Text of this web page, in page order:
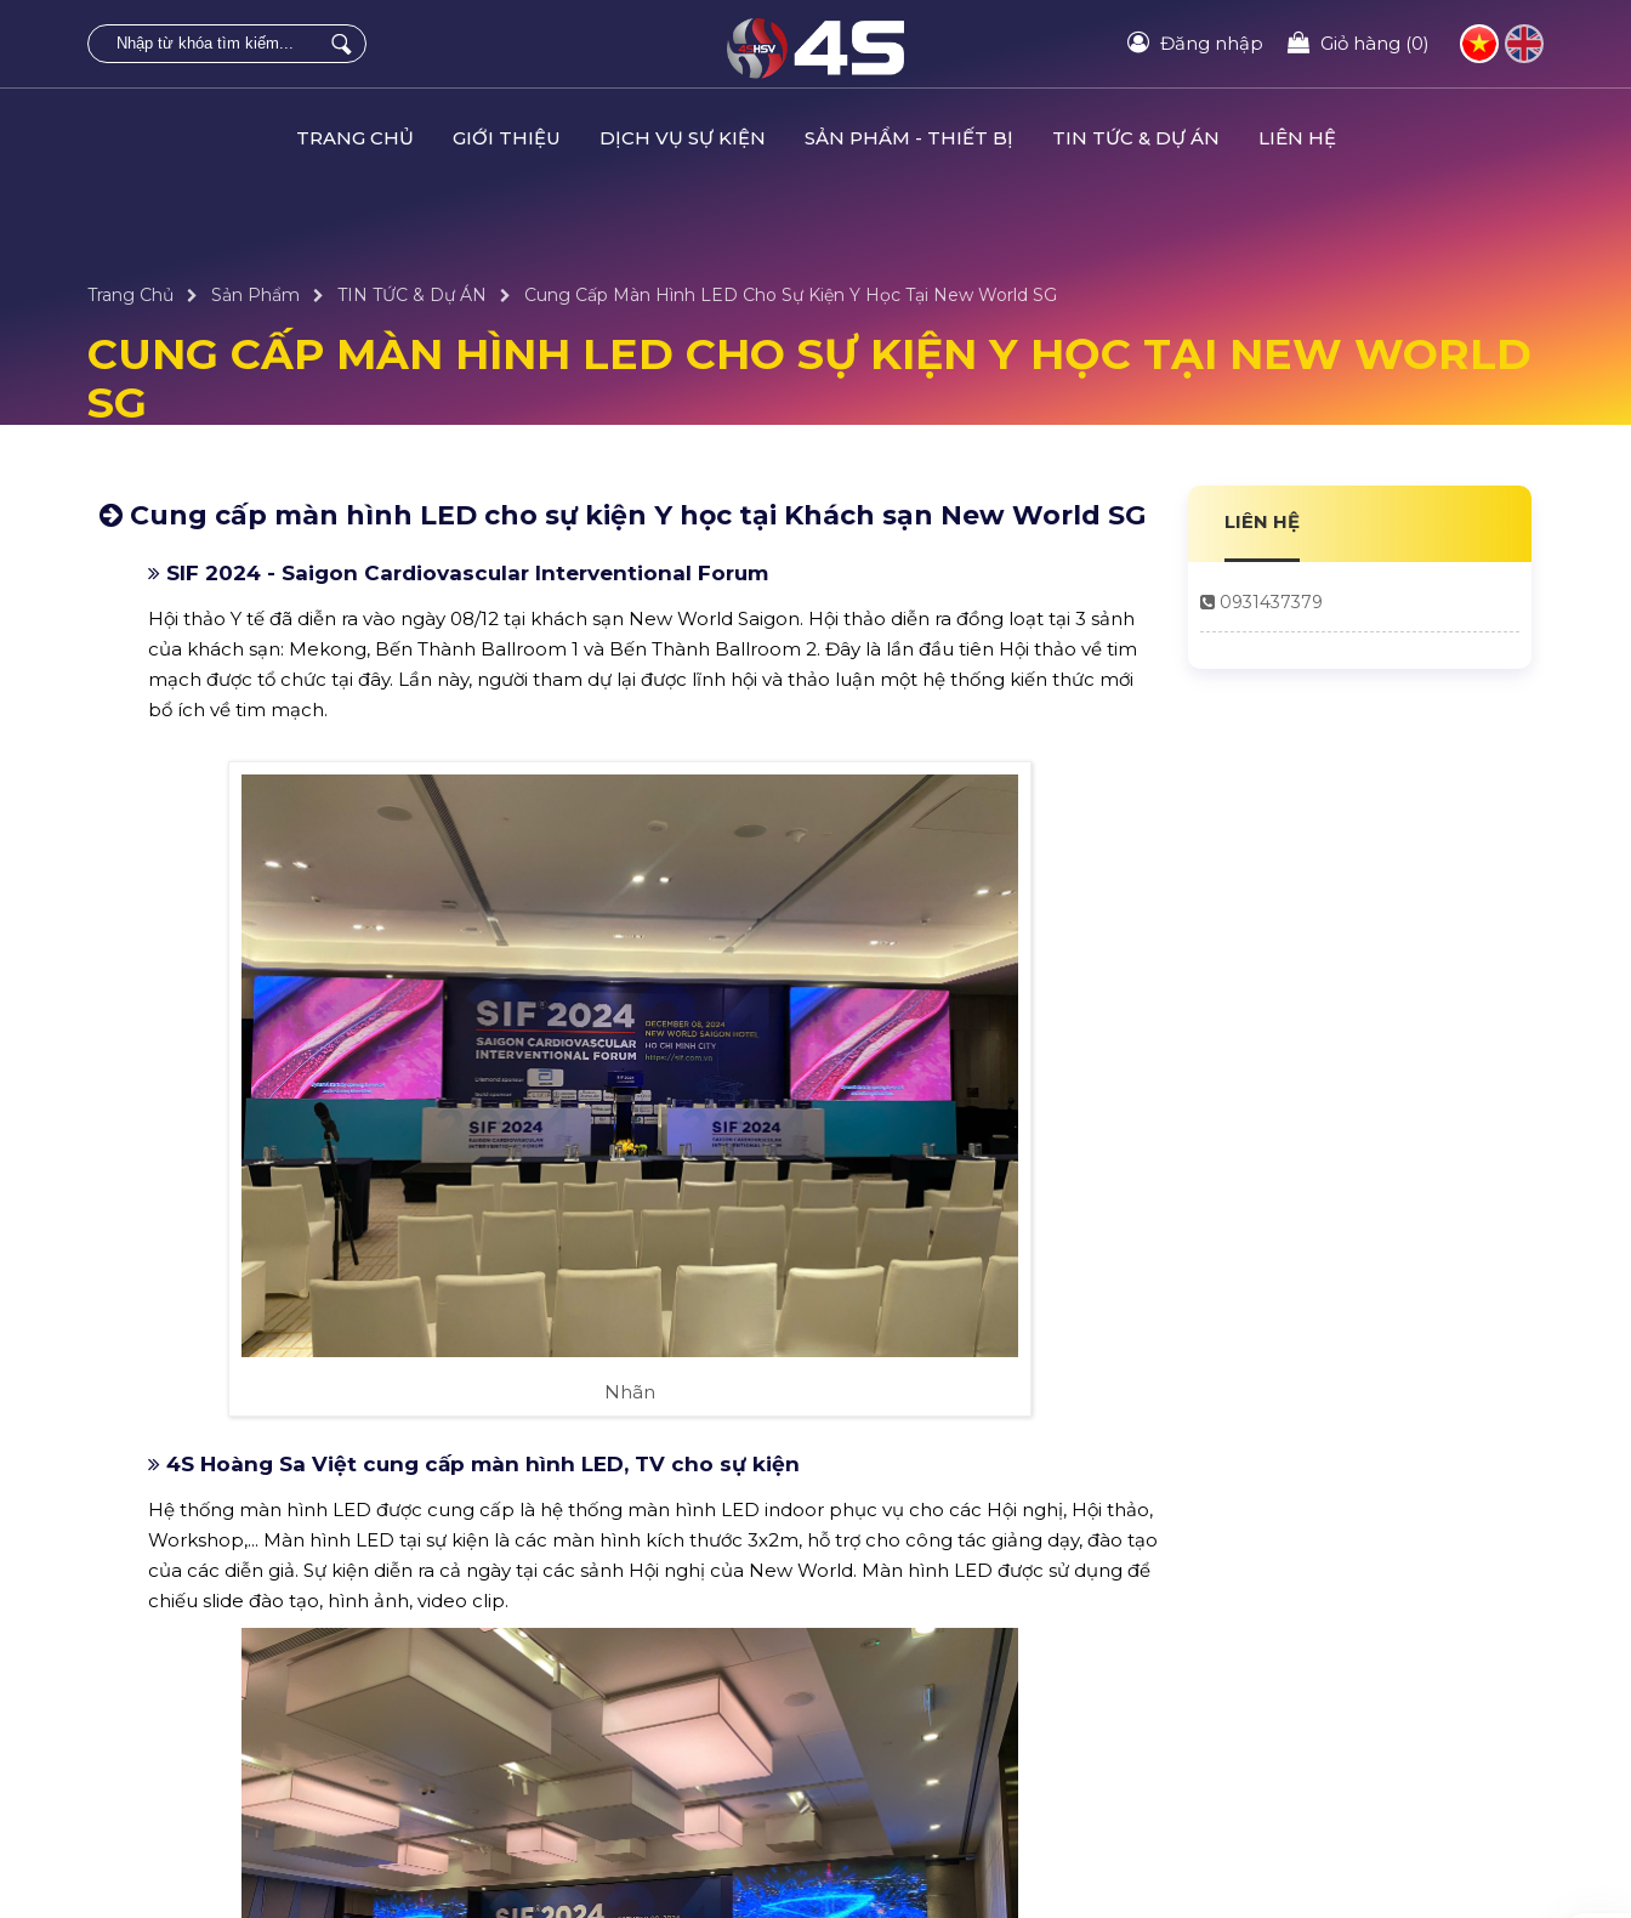
Đăng nhập Giỏ hàng (0)
TRANG CHỦ GIỚI THIỆU DỊCH VỤ SỰ KIỆN SẢN PHẨM - THIẾT BỊ TIN TỨC & DỰ ÁN LIÊN HỆ
Trang Chủ Sản Phẩm TIN TỨC & Dự ÁN Cung Cấp Màn Hình LED Cho Sự Kiện Y Học Tại New World SG
CUNG CẤP MÀN HÌNH LED CHO SỰ KIỆN Y HỌC TẠI NEW WORLD
SG
Cung cấp màn hình LED cho sự kiện Y học tại Khách sạn New World SG
SIF 2024 - Saigon Cardiovascular Interventional Forum
Hội thảo Y tế đã diễn ra vào ngày 08/12 tại khách sạn New World Saigon. Hội thảo diễn ra đồng loạt tại 3 sảnh
của khách sạn: Mekong, Bến Thành Ballroom 1 và Bến Thành Ballroom 2. Đây là lần đầu tiên Hội thảo về tim
mạch được tổ chức tại đây. Lần này, người tham dự lại được lĩnh hội và thảo luận một hệ thống kiến thức mới
bổ ích về tim mạch.
Nhãn
4S Hoàng Sa Việt cung cấp màn hình LED, TV cho sự kiện
Hệ thống màn hình LED được cung cấp là hệ thống màn hình LED indoor phục vụ cho các Hội nghị, Hội thảo,
Workshop,... Màn hình LED tại sự kiện là các màn hình kích thước 3x2m, hỗ trợ cho công tác giảng dạy, đào tạo
của các diễn giả. Sự kiện diễn ra cả ngày tại các sảnh Hội nghị của New World. Màn hình LED được sử dụng để
chiếu slide đào tạo, hình ảnh, video clip.
LIÊN HỆ
0931437379